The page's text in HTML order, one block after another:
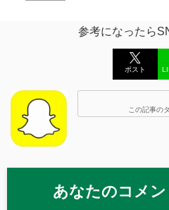
参考になったら
ポスト
この記事の
あなたのコメン